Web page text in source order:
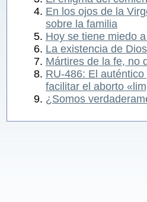
En los ojos de la
sobre la familia
Hoy se tiene miedo
La existencia de
Mártires de la fe, no
RU-486: El
facilitar el aborto
¿Somos